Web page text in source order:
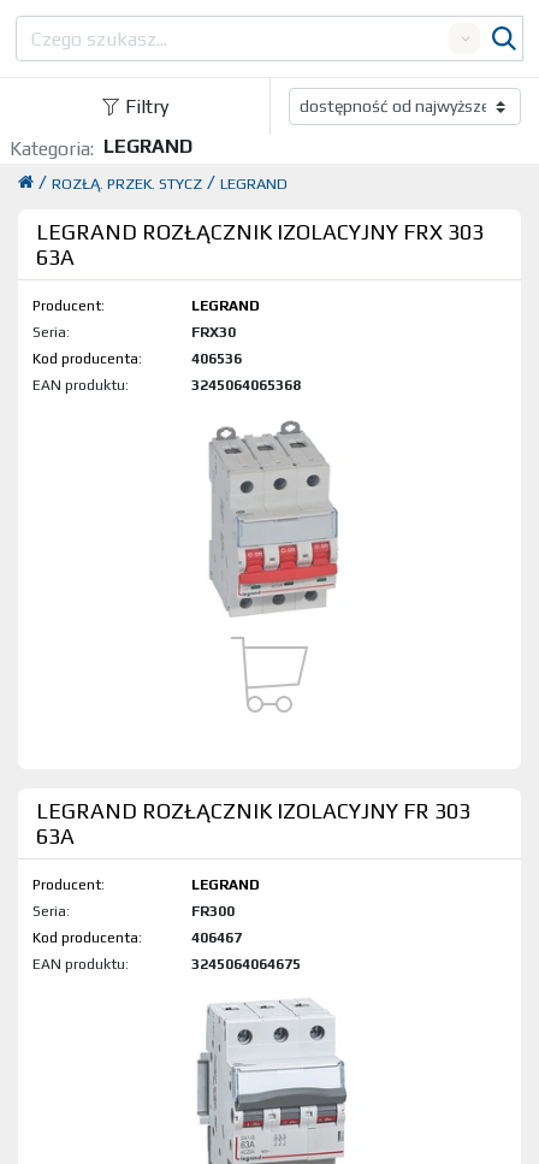
Filtry
Kategoria: LEGRAND
LEGRAND
/
ROZŁĄ. PRZEK. STYCZ
/
LEGRAND ROZŁĄCZNIK IZOLACYJNY FRX 303
63A
Producent:
LEGRAND
Seria:
FRX30
Kod produktu:
406536
EAN produktu:
3245064065368
LEGRAND ROZŁĄCZNIK IZOLACYJNY FR 303
63A
Producent:
LEGRAND
Seria:
FR300
Kod produktu:
406467
EAN produktu:
3245064064675